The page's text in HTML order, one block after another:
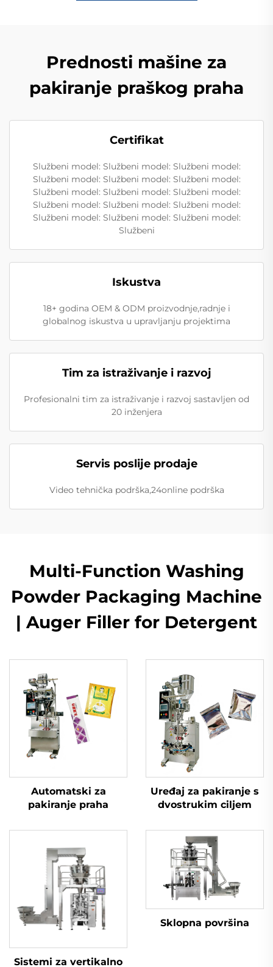
Prednosti mašine za
pakiranje praškog praha
Certifikat
Službeni model: Službeni model: Službeni model:
Službeni model: Službeni model: Službeni model:
Službeni model: Službeni model: Službeni model:
Službeni model: Službeni model: Službeni model:
Službeni model: Službeni model: Službeni model:
Službeni
Iskustva
18+ godina OEM & ODM proizvodnje,radnje i
globalnog iskustva u upravljanju projektima
Tim za istraživanje i razvoj
Profesionalni tim za istraživanje i razvoj sastavljen od
20 inženjera
Servis poslije prodaje
Video tehnička podrška,24online podrška
Multi-Function Washing
Powder Packaging Machine
| Auger Filler for Detergent
Automatski za
pakiranje praha
Uređaj za pakiranje s
dvostrukim ciljem
Sistemi za vertikalno
Sklopna površina